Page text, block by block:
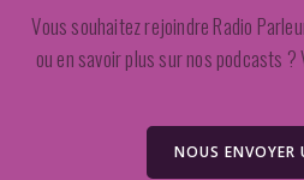
Vous souhaitez rejoindre Radio
ou en savoir plus sur nos podcasts
NOUS ENVOYER